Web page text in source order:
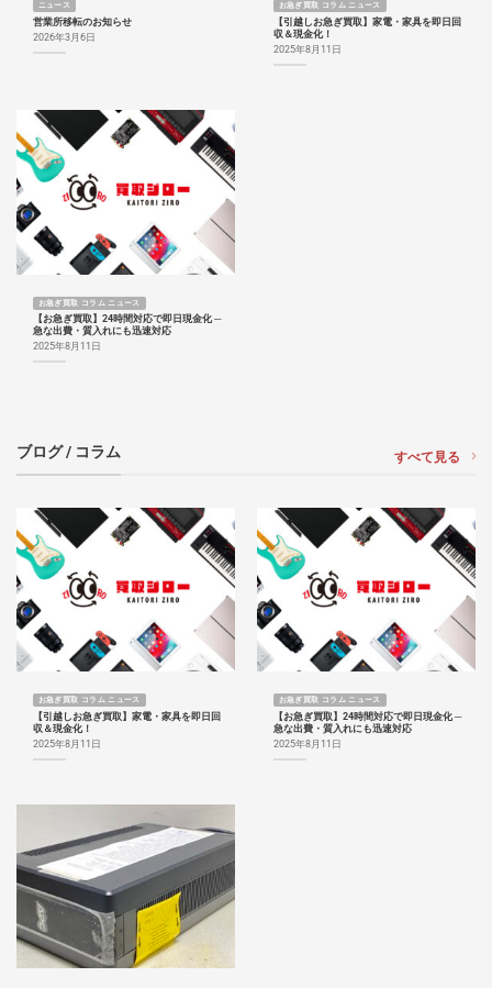
ニュース
営業所移転のお知らせ
2026年3月6日
お急ぎ買取 コラム ニュース
【引越しお急ぎ買取】家電・家具を即日回
収＆現金化！
2025年8月11日
お急ぎ買取 コラム ニュース
【お急ぎ買取】24時間対応で即日現金化 ─
急な出費・質入れにも迅速対応
2025年8月11日
ブログ / コラム すべて見る
お急ぎ買取 コラム ニュース
【引越しお急ぎ買取】家電・家具を即日回
収＆現金化！
2025年8月11日
お急ぎ買取 コラム ニュース
【お急ぎ買取】24時間対応で即日現金化 ─
急な出費・質入れにも迅速対応
2025年8月11日